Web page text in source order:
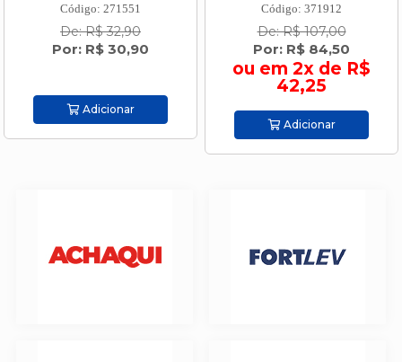
Código: 271551
De: R$ 32,90
Por: R$ 30,90
Adicionar
Código: 371912
De: R$ 107,00
Por: R$ 84,50
ou em 2x de R$
42,25
Adicionar